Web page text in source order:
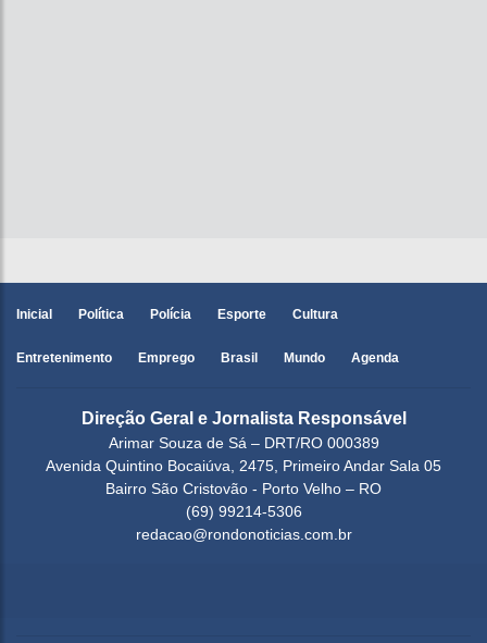
Inicial Política Polícia Esporte Cultura
Entretenimento Emprego Brasil Mundo Agenda
Direção Geral e Jornalista Responsável
Arimar Souza de Sá – DRT/RO 000389
Avenida Quintino Bocaiúva, 2475, Primeiro Andar Sala 05
Bairro São Cristovão - Porto Velho – RO
(69) 99214-5306
redacao@rondonoticias.com.br